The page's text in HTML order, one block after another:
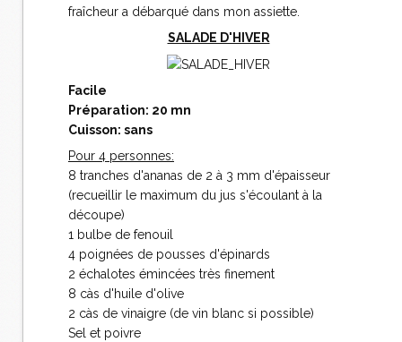
fraîcheur a débarqué dans mon assiette.
SALADE D'HIVER
Facile
Préparation: 20 mn
Cuisson: sans
Pour 4 personnes:
8 tranches d'ananas de 2 à 3 mm d'épaisseur
(recueillir le maximum du jus s'écoulant à la
découpe)
1 bulbe de fenouil
4 poignées de pousses d'épinards
2 échalotes émincées très finement
8 càs d'huile d'olive
2 càs de vinaigre (de vin blanc si possible)
Sel et poivre